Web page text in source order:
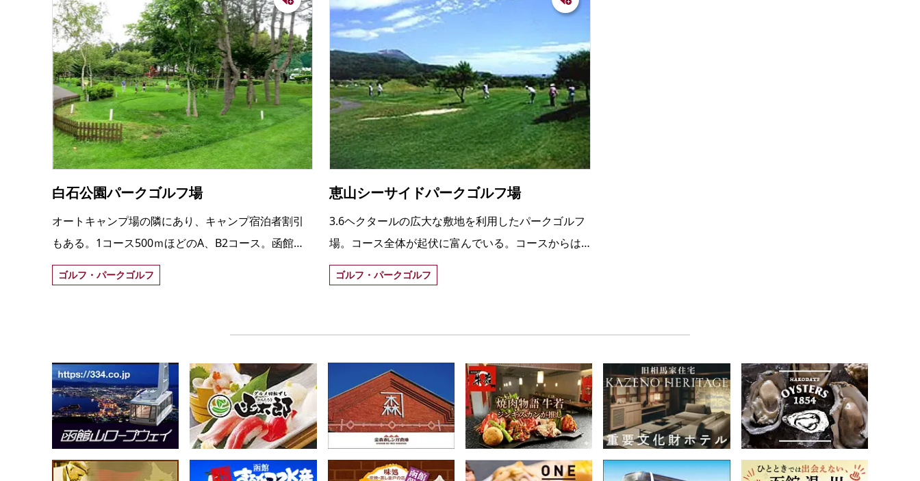
白石公園パークゴルフ場
オートキャンプ場の隣にあり、キャンプ宿泊者割引
もある。1コース500ｍほどのA、B2コース。函館駅
から車で30分、湯の川温泉街から20分、函館空港か
ら10分。
ゴルフ・パークゴルフ
恵山シーサイドパークゴルフ場
3.6ヘクタールの広大な敷地を利用したパークゴルフ
場。コース全体が起伏に富んでいる。コースからは
活火山「恵山」と津軽海峡の眺望を楽しむことがで
きる。
ゴルフ・パークゴルフ